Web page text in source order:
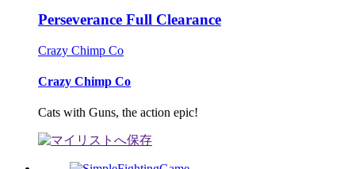
Perseverance Full Clearance
Crazy Chimp Co
Crazy Chimp Co
Cats with Guns, the action epic!